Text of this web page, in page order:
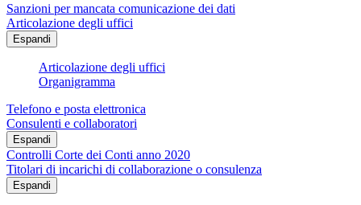
Sanzioni per mancata comunicazione dei dati
Articolazione degli uffici
Espandi
Articolazione degli uffici
Organigramma
Telefono e posta elettronica
Consulenti e collaboratori
Espandi
Controlli Corte dei Conti anno 2020
Titolari di incarichi di collaborazione o consulenza
Espandi